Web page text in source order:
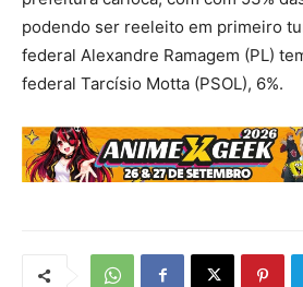
podendo ser reeleito em primeiro
federal Alexandre Ramagem (PL)
federal Tarcísio Motta (PSOL), 6%.